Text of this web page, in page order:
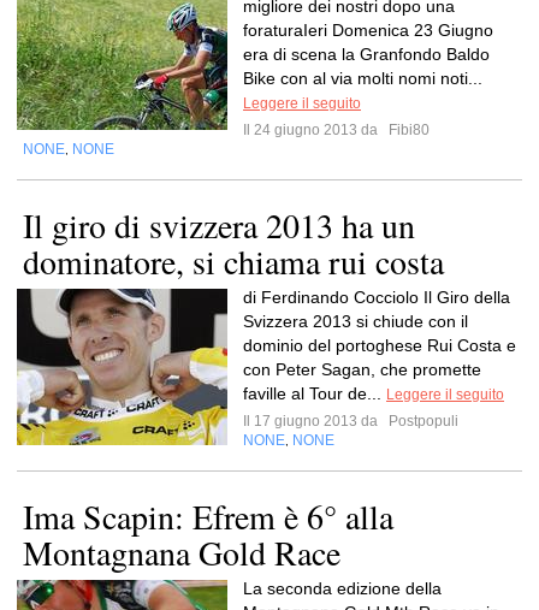
migliore dei nostri dopo una
foraturaIeri Domenica 23 Giugno
era di scena la Granfondo Baldo
Bike con al via molti nomi noti...
Leggere il seguito
Il 24 giugno 2013 da
Fibi80
NONE NONE
Il giro di svizzera 2013 ha un
dominatore, si chiama rui costa
di Ferdinando Cocciolo Il Giro della
Svizzera 2013 si chiude con il
dominio del portoghese Rui Costa e
con Peter Sagan, che promette
faville al Tour de...
Leggere il seguito
Il 17 giugno 2013 da
Postpopuli
NONE NONE
Ima Scapin: Efrem è 6° alla
Montagnana Gold Race
La seconda edizione della